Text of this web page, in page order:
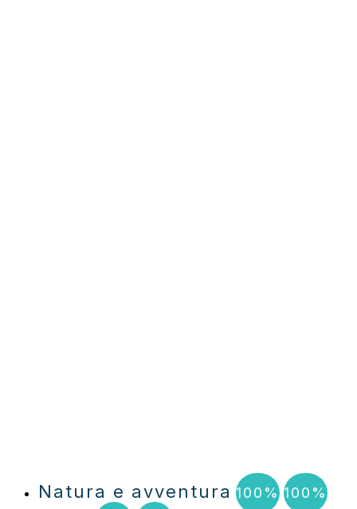
Natura e avventura 100% 100%